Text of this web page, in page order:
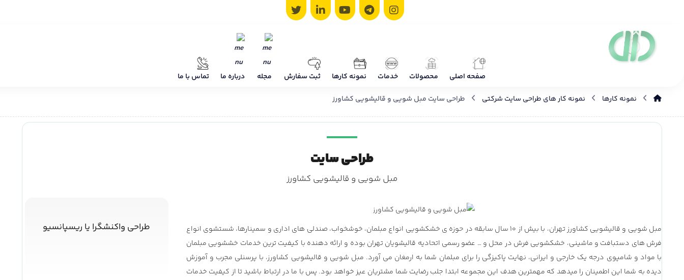
صفحه اصلی محصولات خدمات نمونه کارها ثبت سفارش مجله درباره ما
تماس با ما
نمونه کارها
نمونه کار های طراحی سایت شرکتی طراحی سایت مبل شویی و قالیشویی کشاورز
طراحی سایت
مبل شویی و قالیشویی کشاورز
مبل شویی و قالیشویی کشاورز تهران، با بیش از ۱۰ سال سابقه در حوزه ی خشکشویی انواع مبلمان، خوشخواب، صندلی های اداری و سمینارها، شستشوی انواع
فرش های دستبافت و ماشینی، خشکشویی فرش در محل و … عضو رسمی اتحادیه قالیشویان تهران بوده و ارائه دهنده با کیفیت ترین خدمات خششویی مبلمان
با مواد و شامپوی درجه یک خارجی و ایرانی، نهایت پاکیزگی را برای مبلمان شما به ارمغان می آورد. مبل شویی و قالیشویی کشاورز، با پرسنلی مجرب و آموزش
دیده به شما این اطمینان را میدهد که مهمترین هدف این مجموعه ابتدا جلب رضایت شما مشتریان عیز خواهد بود. پس با ما در ارتباط باشید تا از کیفیت خدمات
طراحی واکنشگرا یا ریسپانسیو